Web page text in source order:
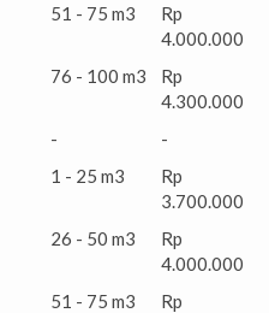
51 - 75 m3
Rp
4.000.000
76 - 100 m3
Rp
4.300.000
-
-
1 - 25 m3
Rp
3.700.000
26 - 50 m3
Rp
4.000.000
51 - 75 m3
Rp